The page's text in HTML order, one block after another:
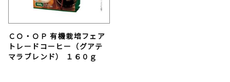
ＣＯ・ＯＰ 有機栽培フェア
トレードコーヒー（グアテ
マラブレンド） １６０ｇ